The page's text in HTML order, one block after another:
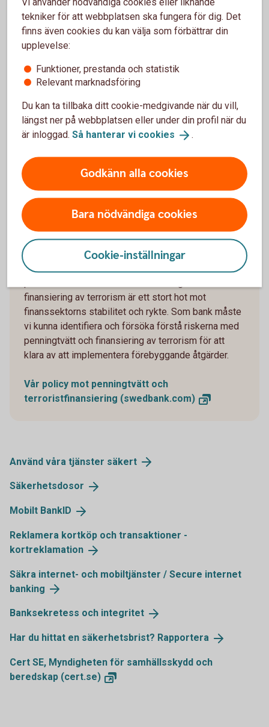
Spärrtjänst
Om du till exempel har förlorat ditt BankID eller
säkerhetsdosa är det viktigt att omedelbart spärra
dessa.
Mer om säkerhet
Så motverkar vi penningtvätt och
terroristfinansiering
Att motverka penningtvätt och terroristfinansiering är
finansiering av terrorism är ett stort hot mot
finanssektorns stabilitet och rykte. Som bank måste
vi kunna identifiera och försöka förstå riskerna med
penningtvätt och finansiering av terrorism för att
klara av att implementera förebyggande åtgärder.
Vår policy mot penningtvätt och
terroristfinansiering (swedbank.com)
Använd våra tjänster säkert
Säkerhetsdosor
Mobilt BankID
Reklamera kortköp och transaktioner -
kortreklamation
Säkra internet- och mobiltjänster / Secure internet
banking
Banksekretess och integritet
Har du hittat en säkerhetsbrist? Rapportera
Cert SE, Myndigheten för samhällsskydd och
beredskap (cert.se)
tekniker för att webbplatsen ska fungera för dig. Det
finns även cookies du kan välja som förbättrar din
upplevelse:
Funktioner, prestanda och statistik
Relevant marknadsföring
Du kan ta tillbaka ditt cookie-medgivande när du vill,
längst ner på webbplatsen eller under din profil när du
är inloggad. Så hanterar vi cookies .
Godkänn alla cookies
Bara nödvändiga cookies
Cookie-inställningar